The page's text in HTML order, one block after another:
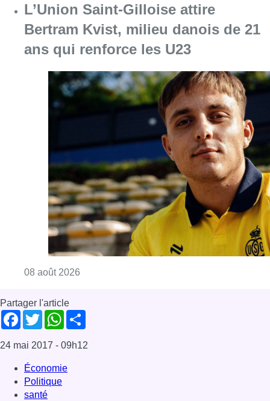
L’Union Saint-Gilloise attire
Bertram Kvist, milieu danois de 21
ans qui renforce les U23
08 août 2026
Partager l'article
Facebook
TwitterWhatsApp
24 mai 2017 - 09h12
Économie
Politique
santé